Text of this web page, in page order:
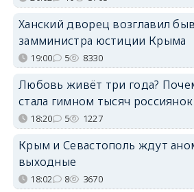
Ханский дворец возглавил
замминистра юстиции Крыма
19:00 5 8330
Любовь живёт три года?
стала гимном тысяч россиянок
18:20 5 1227
Крым и Севастополь ждут
выходные
18:02 8 3670